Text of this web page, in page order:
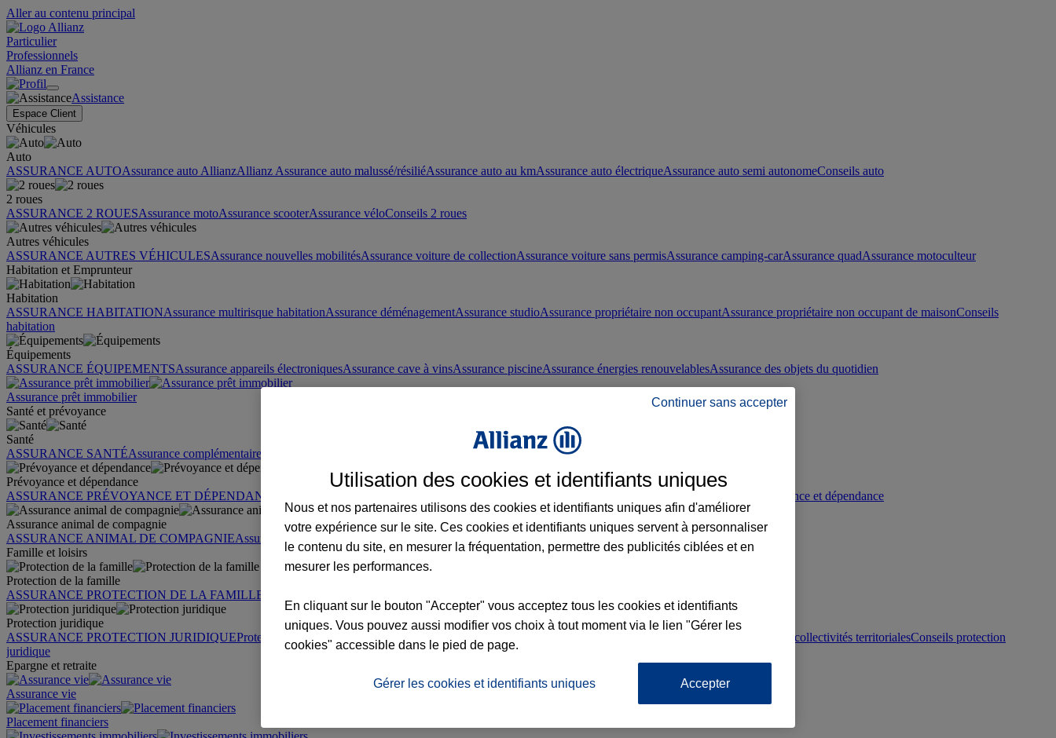
Aller au contenu principal
Particulier
Professionnels
Allianz en France
Assistance
Espace Client
Véhicules
Auto
ASSURANCE AUTOAssurance auto AllianzAllianz Assurance auto malussé/résiliéAssurance auto au kmAssurance auto électriqueAssurance auto semi autonomeConseils auto
2 roues
ASSURANCE 2 ROUESAssurance motoAssurance scooterAssurance véloConseils 2 roues
Autres véhicules
ASSURANCE AUTRES VÉHICULESAssurance nouvelles mobilitésAssurance voiture de collectionAssurance voiture sans permisAssurance camping-carAssurance quadAssurance motoculteur
Habitation et Emprunteur
Habitation
ASSURANCE HABITATIONAssurance multirisque habitationAssurance déménagementAssurance studioAssurance propriétaire non occupantAssurance propriétaire non occupant de maisonConseils
habitation
Équipements
ASSURANCE ÉQUIPEMENTSAssurance appareils électroniquesAssurance cave à vinsAssurance piscineAssurance énergies renouvelablesAssurance des objets du quotidien
Assurance prêt immobilier
Santé et prévoyance
Santé
ASSURANCE SANTÉAssurance complémentaire santé Conseils santé
Prévoyance et dépendance
ASSURANCE PRÉVOYANCE ET DÉPENDANCE
Conseils prévoyance et dépendance
Assurance animal de compagnie
ASSURANCE ANIMAL DE COMPAGNIEAssurance chien Assurance chat
Conseils animal de compagnie
Famille et loisirs
Protection de la famille
ASSURANCE PROTECTION DE LA FAMILLE
Protection juridique
ASSURANCE PROTECTION JURIDIQUEProtection juridique particuliers Protection juridique immobilière Protection juridique collectivités territorialesConseils protection
juridique
Epargne et retraite
Assurance vie
Placement financiers
Continuer sans accepter
Utilisation des cookies et identifiants uniques
Nous et nos partenaires utilisons des cookies et identifiants uniques afin d'améliorer
votre expérience sur le site. Ces cookies et identifiants uniques servent à personnaliser
le contenu du site, en mesurer la fréquentation, permettre des publicités ciblées et en
mesurer les performances.
En cliquant sur le bouton "Accepter" vous acceptez tous les cookies et identifiants
uniques. Vous pouvez aussi modifier vos choix à tout moment via le lien "Gérer les
cookies" accessible dans le pied de page.
Gérer les cookies et identifiants uniques Accepter